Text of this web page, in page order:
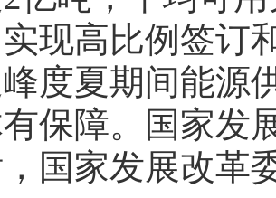
现高比例签订
度夏期间能源
保障。国家发
国家发展改革